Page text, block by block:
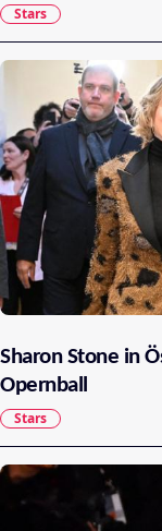
Stars
Sharon Stone in
Opernball
Stars